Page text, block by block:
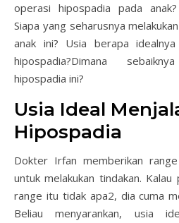
operasi hipospadia pada
Siapa yang seharusnya
anak ini? Usia berapa
hipospadia?Dimana
hipospadia ini?
Usia Ideal
Hipospadia
Dokter Irfan memberikan
untuk melakukan tindakan.
range itu tidak apa2, dia cuma
Beliau menyarankan, usia